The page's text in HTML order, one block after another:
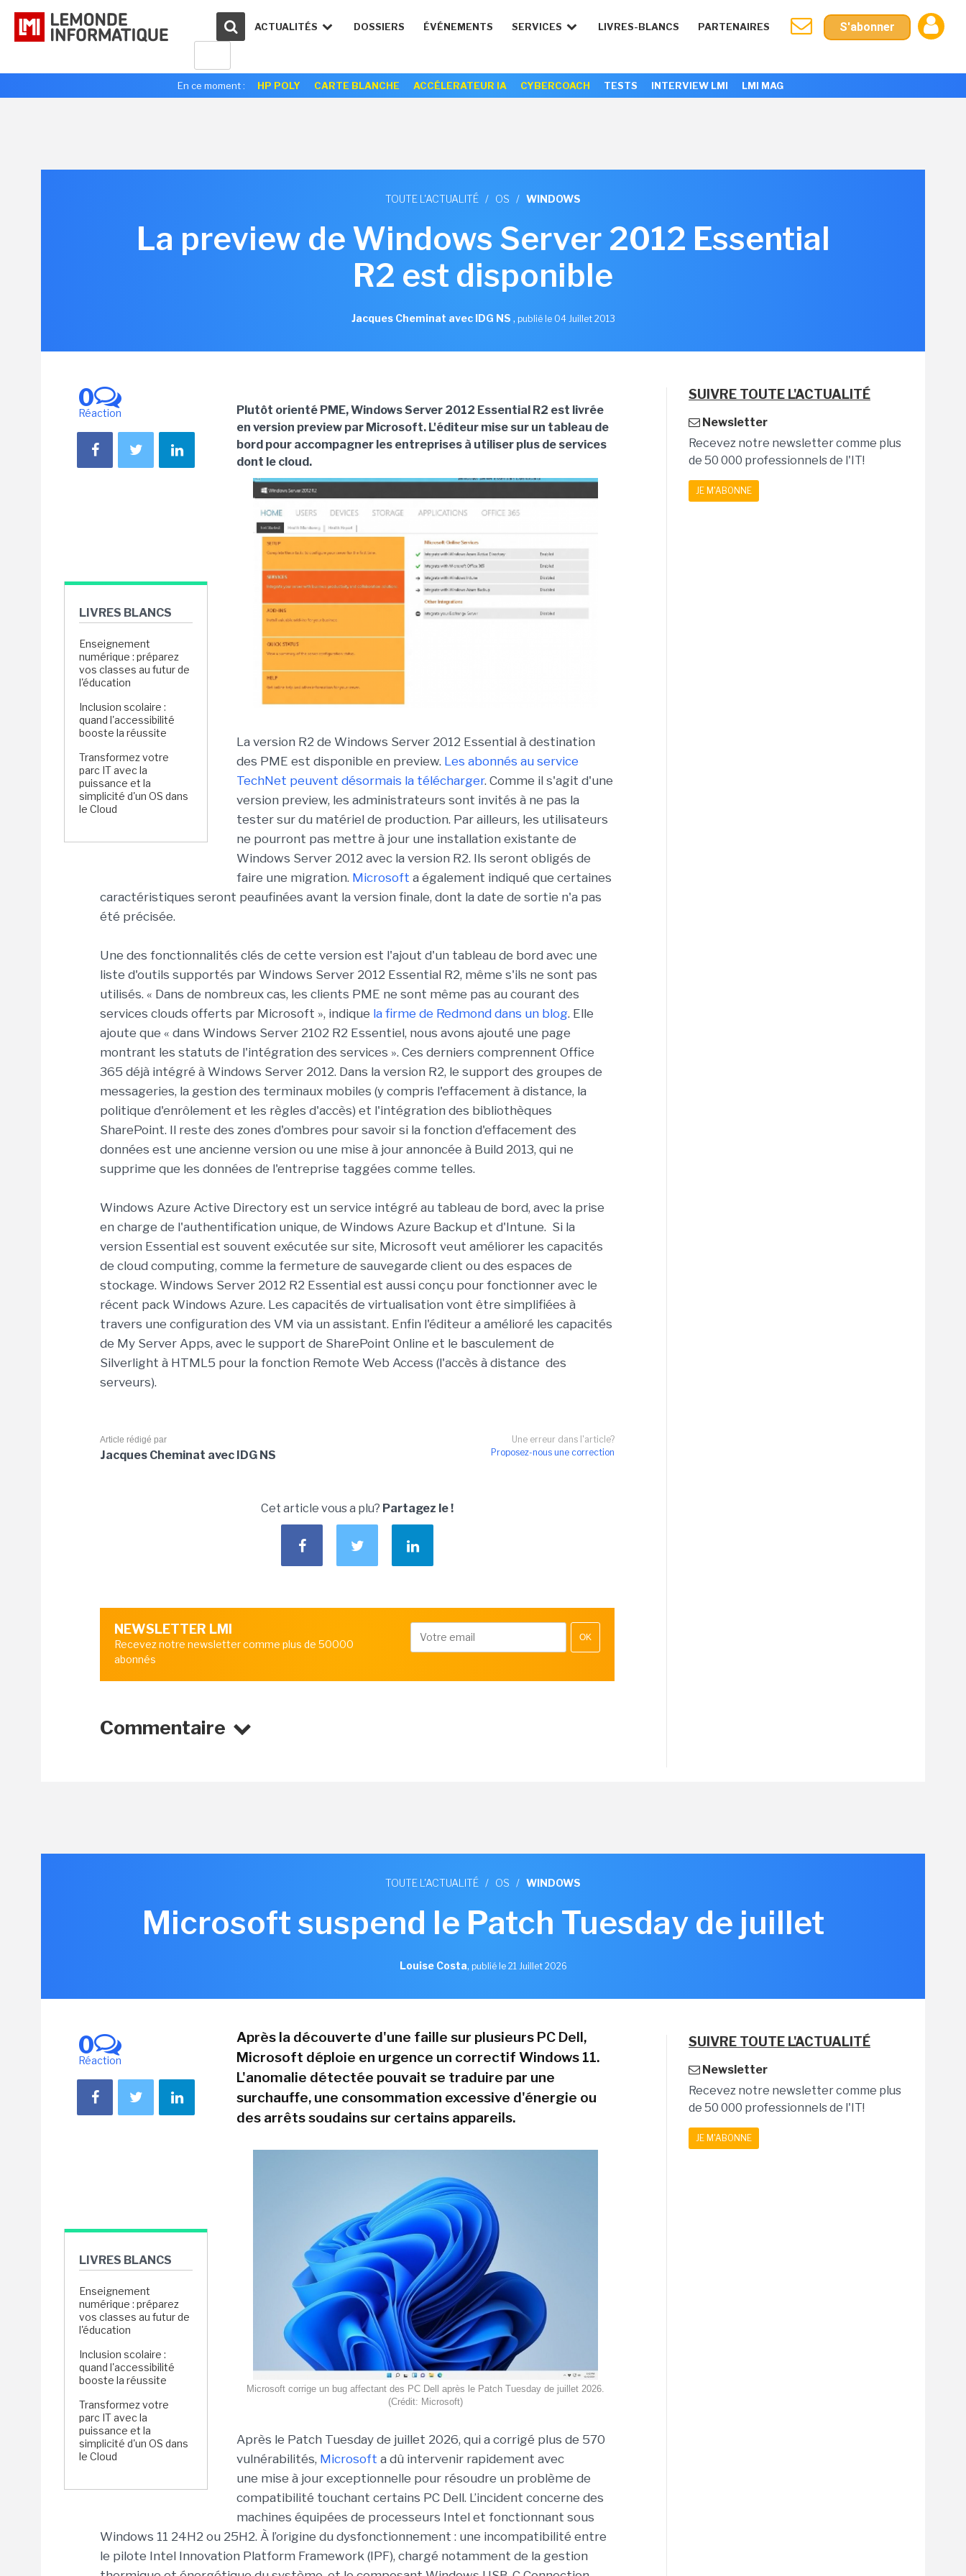
ACTUALITÉS DOSSIERS ÉVÉNEMENTS SERVICES LIVRES-BLANCS PARTENAIRES S'abonner
En ce moment : HP POLY CARTE BLANCHE ACCÉLERATEUR IA CYBERCOACH TESTS INTERVIEW LMI LMI MAG
TOUTE L'ACTUALITÉ / OS / WINDOWS
La preview de Windows Server 2012 Essential
R2 est disponible
Jacques Cheminat avec IDG NS , publié le 04 Juillet 2013
0
Réaction
LIVRES BLANCS
Enseignement
numérique : préparez
vos classes au futur de
l'éducation
Inclusion scolaire :
quand l'accessibilité
booste la réussite
Transformez votre
parc IT avec la
puissance et la
simplicité d'un OS dans
le Cloud
Plutôt orienté PME, Windows Server 2012 Essential R2 est livrée
en version preview par Microsoft. L'éditeur mise sur un tableau de
bord pour accompagner les entreprises à utiliser plus de services
dont le cloud.
La version R2 de Windows Server 2012 Essential à destination
des PME est disponible en preview. Les abonnés au service
TechNet peuvent désormais la télécharger. Comme il s'agit d'une
version preview, les administrateurs sont invités à ne pas la
tester sur du matériel de production. Par ailleurs, les utilisateurs
ne pourront pas mettre à jour une installation existante de
Windows Server 2012 avec la version R2. Ils seront obligés de
faire une migration. Microsoft a également indiqué que certaines
caractéristiques seront peaufinées avant la version finale, dont la date de sortie n'a pas
été précisée.
Une des fonctionnalités clés de cette version est l'ajout d'un tableau de bord avec une
liste d'outils supportés par Windows Server 2012 Essential R2, même s'ils ne sont pas
utilisés. « Dans de nombreux cas, les clients PME ne sont même pas au courant des
services clouds offerts par Microsoft », indique la firme de Redmond dans un blog. Elle
ajoute que « dans Windows Server 2102 R2 Essentiel, nous avons ajouté une page
montrant les statuts de l'intégration des services ». Ces derniers comprennent Office
365 déjà intégré à Windows Server 2012. Dans la version R2, le support des groupes de
messageries, la gestion des terminaux mobiles (y compris l'effacement à distance, la
politique d'enrôlement et les règles d'accès) et l'intégration des bibliothèques
SharePoint. Il reste des zones d'ombres pour savoir si la fonction d'effacement des
données est une ancienne version ou une mise à jour annoncée à Build 2013, qui ne
supprime que les données de l'entreprise taggées comme telles.
Windows Azure Active Directory est un service intégré au tableau de bord, avec la prise
en charge de l'authentification unique, de Windows Azure Backup et d'Intune. Si la
version Essential est souvent exécutée sur site, Microsoft veut améliorer les capacités
de cloud computing, comme la fermeture de sauvegarde client ou des espaces de
stockage. Windows Server 2012 R2 Essential est aussi conçu pour fonctionner avec le
récent pack Windows Azure. Les capacités de virtualisation vont être simplifiées à
travers une configuration des VM via un assistant. Enfin l'éditeur a amélioré les capacités
de My Server Apps, avec le support de SharePoint Online et le basculement de
Silverlight à HTML5 pour la fonction Remote Web Access (l'accès à distance des
serveurs).
Une erreur dans l'article?
Proposez-nous une correction
Article rédigé par
Jacques Cheminat avec IDG NS
Cet article vous a plu? Partagez le !
NEWSLETTER LMI
Recevez notre newsletter comme plus de 50000
abonnés
OK
Commentaire
SUIVRE TOUTE L'ACTUALITÉ
Newsletter
Recevez notre newsletter comme plus
de 50 000 professionnels de l'IT!
JE M'ABONNE
TOUTE L'ACTUALITÉ / OS / WINDOWS
Microsoft suspend le Patch Tuesday de juillet
Louise Costa, publié le 21 Juillet 2026
0
Réaction
LIVRES BLANCS
Enseignement
numérique : préparez
vos classes au futur de
l'éducation
Inclusion scolaire :
quand l'accessibilité
booste la réussite
Transformez votre
parc IT avec la
puissance et la
simplicité d'un OS dans
le Cloud
Après la découverte d'une faille sur plusieurs PC Dell,
Microsoft déploie en urgence un correctif Windows 11.
L'anomalie détectée pouvait se traduire par une
surchauffe, une consommation excessive d'énergie ou
des arrêts soudains sur certains appareils.
Microsoft corrige un bug affectant des PC Dell après le Patch Tuesday de juillet 2026.
(Crédit: Microsoft)
Après le Patch Tuesday de juillet 2026, qui a corrigé plus de 570
vulnérabilités, Microsoft a dû intervenir rapidement avec
une mise à jour exceptionnelle pour résoudre un problème de
compatibilité touchant certains PC Dell. L’incident concerne des
machines équipées de processeurs Intel et fonctionnant sous
Windows 11 24H2 ou 25H2. À l’origine du dysfonctionnement : une incompatibilité entre
le pilote Intel Innovation Platform Framework (IPF), chargé notamment de la gestion
SUIVRE TOUTE L'ACTUALITÉ
Newsletter
Recevez notre newsletter comme plus
de 50 000 professionnels de l'IT!
JE M'ABONNE